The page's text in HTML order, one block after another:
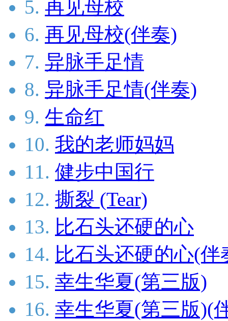
5. 再见母校
6. 再见母校(伴奏)
7. 异脉手足情
8. 异脉手足情(伴奏)
9. 生命红
10. 我的老师妈妈
11. 健步中国行
12. 撕裂 (Tear)
13. 比石头还硬的心
14. 比石头还硬的心(伴
15. 幸生华夏(第三版)
16. 幸生华夏(第三版)(